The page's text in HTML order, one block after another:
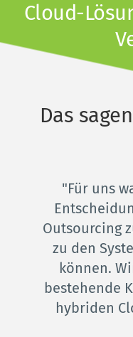
Cloud-
Das
"Für uns
Outsourcing
zu den
können.
bestehende
hybriden